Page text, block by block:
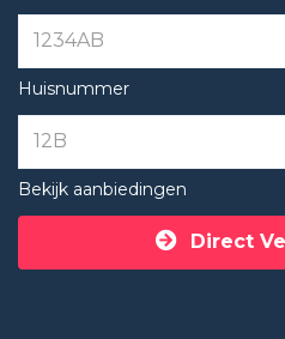
Huisnummer
Bekijk aanbiedingen
Direct